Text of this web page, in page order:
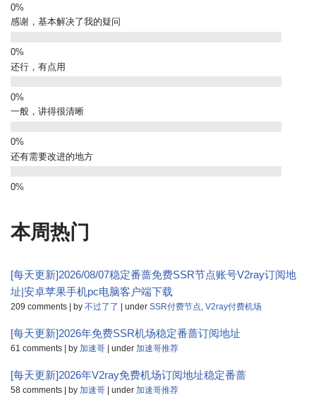
感谢，基本解决了我的疑问
还行，有点用
一般，讲得很清晰
还有需要改进的地方
本周热门
[每天更新]2026/08/07稳定番蔷免费SSR节点账号V2ray订阅地
址|安卓苹果手机pc电脑客户端下载
209 comments | by 不过了了 | under SSR付费节点 V2ray付费机场
[每天更新]2026年免费SSR机场稳定番蔷订阅地址
61 comments | by 加速哥 | under 加速哥推荐
[每天更新]2026年V2ray免费机场订阅地址稳定番蔷
58 comments | by 加速哥 | under 加速哥推荐